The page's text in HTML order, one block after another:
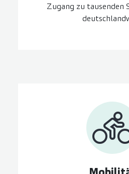
Zugang zu tausenden